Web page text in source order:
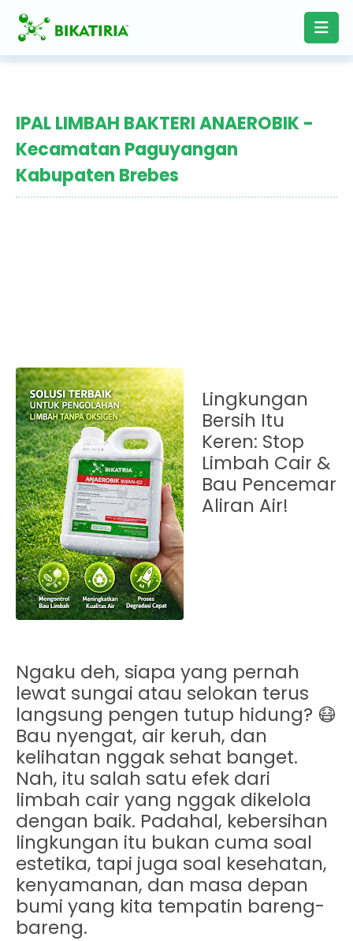
IPAL LIMBAH BAKTERI ANAEROBIK -
Kecamatan Paguyangan
Kabupaten Brebes
Lingkungan
Bersih Itu
Keren: Stop
Limbah Cair &
Bau Pencemar
Aliran Air!
Ngaku deh, siapa yang pernah
lewat sungai atau selokan terus
langsung pengen tutup hidung? 😷
Bau nyengat, air keruh, dan
kelihatan nggak sehat banget.
Nah, itu salah satu efek dari
limbah cair yang nggak dikelola
dengan baik. Padahal, kebersihan
lingkungan itu bukan cuma soal
estetika, tapi juga soal kesehatan,
kenyamanan, dan masa depan
bumi yang kita tempatin bareng-
bareng.